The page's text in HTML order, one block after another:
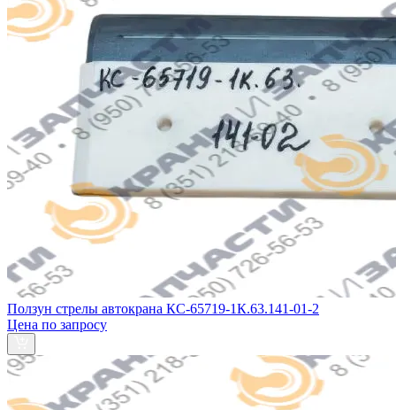
Ползун стрелы автокрана КС-65719-1К.63.141-01-2
Цена по запросу